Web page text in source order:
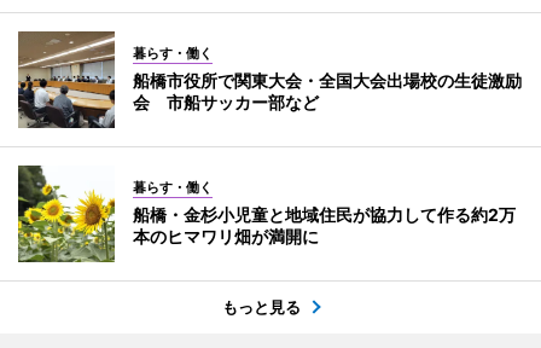
暮らす・働く
船橋市役所で関東大会・全国大会出場校の生徒激励
会 市船サッカー部など
暮らす・働く
船橋・金杉小児童と地域住民が協力して作る約2万
本のヒマワリ畑が満開に
もっと見る